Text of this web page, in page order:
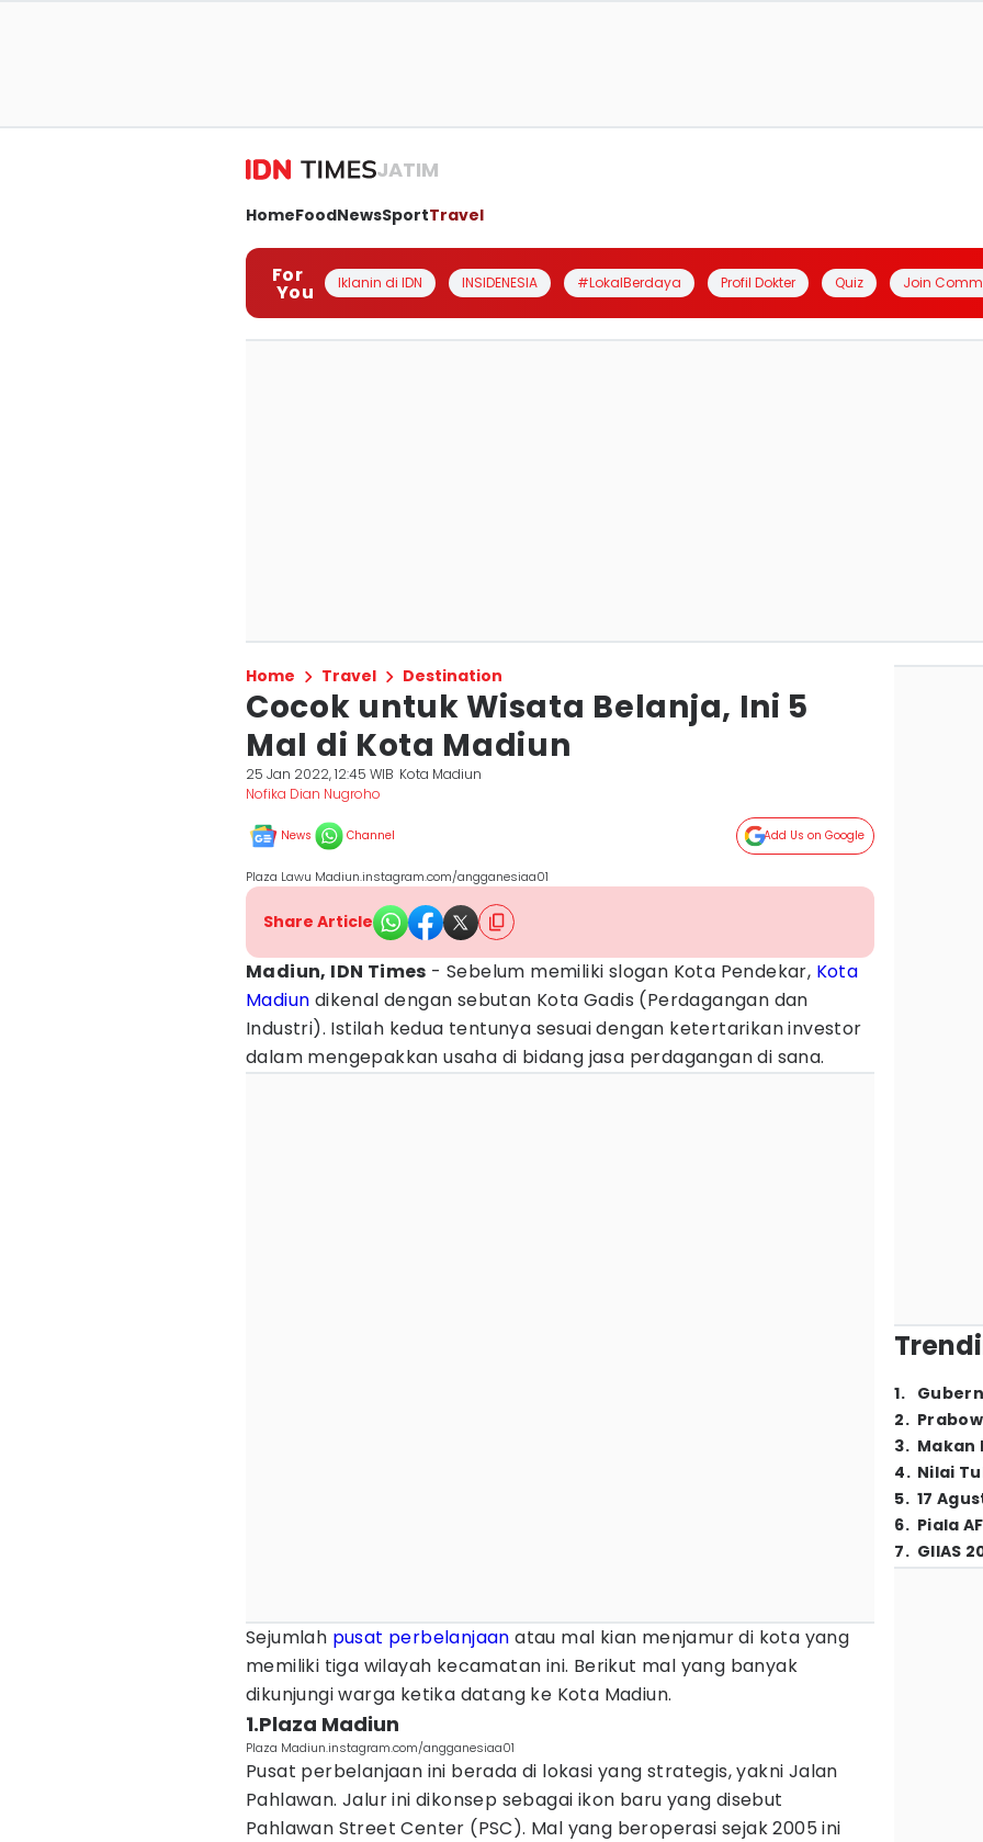
JATIM
HomeFoodNewsSportTravel
For
You Iklanin di IDN INSIDENESIA #LokalBerdaya Profil Dokter Quiz Join
Home Travel Destination
Cocok untuk Wisata Belanja, Ini 5
Mal di Kota Madiun
25 Jan 2022, 12:45 WIB Kota Madiun
Nofika Dian Nugroho
News Channel Add Us on Google
Plaza Lawu Madiun.instagram.com/angganesiaa01
Share Article
Madiun, IDN Times - Sebelum memiliki slogan Kota Pendekar, Kota
Madiun dikenal dengan sebutan Kota Gadis (Perdagangan dan
Industri). Istilah kedua tentunya sesuai dengan ketertarikan investor
dalam mengepakkan usaha di bidang jasa perdagangan di sana.
Sejumlah pusat perbelanjaan atau mal kian menjamur di kota yang
memiliki tiga wilayah kecamatan ini. Berikut mal yang banyak
dikunjungi warga ketika datang ke Kota Madiun.
1.Plaza Madiun
Plaza Madiun.instagram.com/angganesiaa01
Pusat perbelanjaan ini berada di lokasi yang strategis, yakni Jalan
Pahlawan. Jalur ini dikonsep sebagai ikon baru yang disebut
Pahlawan Street Center (PSC). Mal yang beroperasi sejak 2005 ini
1.
2.
3. Makan
4. Nilai
5. 17
6. Piala
7. GIIAS